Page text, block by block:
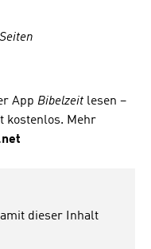
App Bibelzeit lesen –
kostenlos. Mehr
dieser Inhalt